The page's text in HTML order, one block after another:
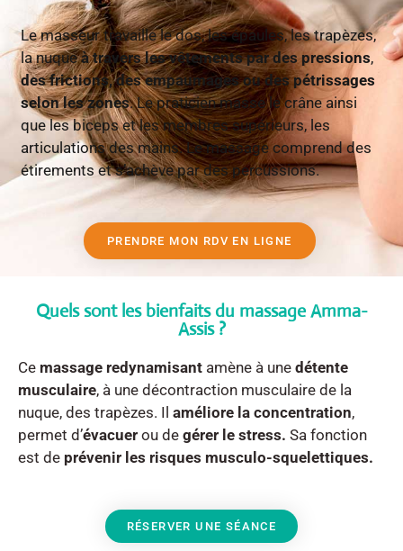
Le masseur travaille le dos, les épaules, les trapèzes,
la nuqueà travers les vêtements par des pressions,
des frictions, des empaumages ou des pétrissages
selon les zones. Le praticien masse le crâne ainsi
que les biceps et les membres supérieurs, les
articulations des mains. Le massage comprend des
étirements et s’achève par des percussions.
PRENDRE MON RDV EN LIGNE
Quels sont les bienfaits du massage Amma-
Assis ?
Ce massage redynamisant amène à une détente
musculaire, à une décontraction musculaire de la
nuque, des trapèzes. Il améliore la concentration,
permet d’évacuer ou de gérer le stress. Sa fonction
est de prévenir les risques musculo-squelettiques.
RÉSERVER UNE SÉANCE